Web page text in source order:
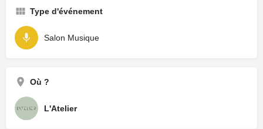
Type d'événement
Salon Musique
Où ?
L'Atelier